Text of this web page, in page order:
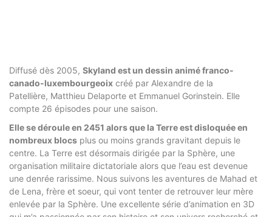
Diffusé dès 2005, Skyland est un dessin animé franco-
canado-luxembourgeoix créé par Alexandre de la
Patellière, Matthieu Delaporte et Emmanuel Gorinstein. Elle
compte 26 épisodes pour une saison.
Elle se déroule en 2451 alors que la Terre est disloquée en
nombreux blocs plus ou moins grands gravitant depuis le
centre. La Terre est désormais dirigée par la Sphère, une
organisation militaire dictatoriale alors que l’eau est devenue
une denrée rarissime. Nous suivons les aventures de Mahad et
de Lena, frère et soeur, qui vont tenter de retrouver leur mère
enlevée par la Sphère. Une excellente série d’animation en 3D